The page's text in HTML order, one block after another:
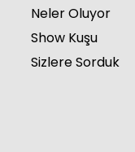
Neler Oluyor
Show Kuşu
Sizlere Sorduk